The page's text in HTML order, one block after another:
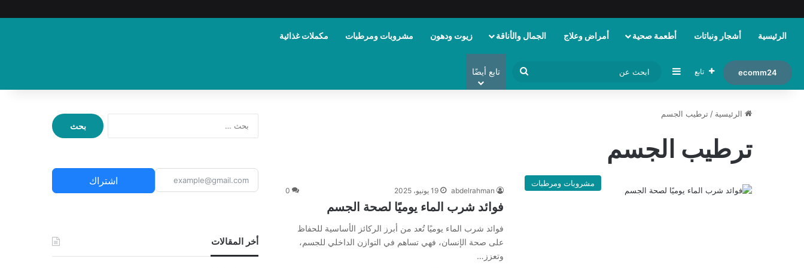
الرئيسية أشجار ونباتات أطعمة صحية أمراض وعلاج الجمال والأناقة زيوت ودهون مشروبات ومرطبات مكملات غذائية
ecomm24 تابع إضافة عمود جانبي
عن
تابع أيضًا
الرئيسية / ترطيب الجسم
ترطيب الجسم
مشروبات ومرطبات
abdelrahman 19 يونيو، 2025 0
فوائد شرب الماء يوميًا لصحة الجسم
فوائد شرب الماء يوميًا تُعد من أبرز الركائز الأساسية للحفاظ
على صحة الإنسان، فهي تساهم في التوازن الداخلي للجسم،
وتعزز…
ث
ع
ن
اشتراك
أخر المقالات